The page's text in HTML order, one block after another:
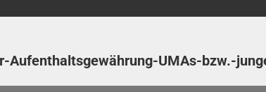
Aufenthaltsgewährung-UMAs-bzw.-